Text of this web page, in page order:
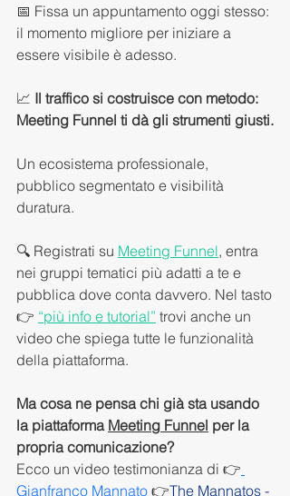
📅 Fissa un appuntamento oggi stesso:
il momento migliore per iniziare a
essere visibile è adesso.
📈 Il traffico si costruisce con metodo:
Meeting Funnel ti dà gli strumenti giusti.
Un ecosistema professionale,
pubblico segmentato e visibilità
duratura.
🔍 Registrati su Meeting Funnel, entra
nei gruppi tematici più adatti a te e
pubblica dove conta davvero. Nel tasto
👉 “più info e tutorial” trovi anche un
video che spiega tutte le funzionalità
della piattaforma.
Ma cosa ne pensa chi già sta usando
la piattaforma Meeting Funnel per la
propria comunicazione?
Ecco un video testimonianza di 👉
Gianfranco Mannato 👉The Mannatos -